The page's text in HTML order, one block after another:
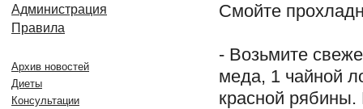
Смойте
- Возьмите
меда, 1 чайной
красной
Администрация
Правила
Архив новостей
Диеты
Консультации